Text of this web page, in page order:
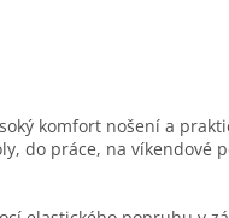
komfort nošení a
do práce, na víkendové